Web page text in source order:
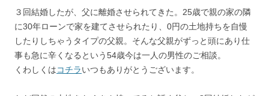
３回結婚したが、父に離婚させられてきた。25歳で親の家の隣
に30年ローンで家を建てさせられたり、0円の土地持ちを自慢
したりしちゃうタイプの父親。そんな父親がずっと頭にあり仕
事も急に辛くなるという54歳今は一人の男性のご相談。
くわしくはコチラいつもありがとうございます。